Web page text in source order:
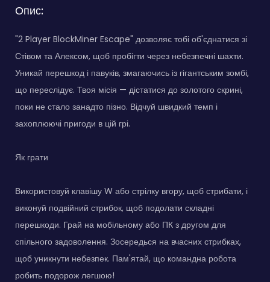
Опис:
"2 Player BlockMiner Escape" дозволяє тобі об'єднатися зі
Стівом та Алексом, щоб пробігти через небезпечні шахти.
Уникай перешкод і павуків, змагаючись із гігантським зомбі,
що переслідує. Твоя місія — дістатися до золотого скрині,
поки не стало занадто пізно. Відчуй швидкий темп і
захоплюючі пригоди в цій грі.
Як грати
Використовуй клавішу W або стрілку вгору, щоб стрибати, і
виконуй подвійний стрибок, щоб подолати складні
перешкоди. Грай на мобільному або ПК з другом для
спільного задоволення. Зосередься на вчасних стрибках,
щоб уникнути небезпек. Пам'ятай, що командна робота
робить подорож легшою!